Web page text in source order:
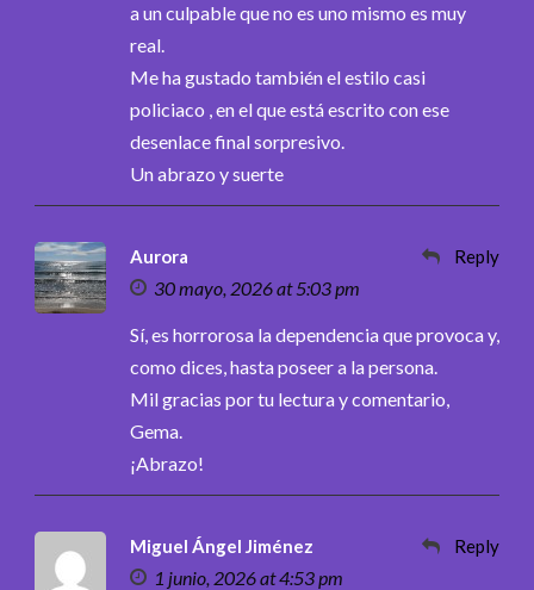
a un culpable que no es uno mismo es muy
real.
Me ha gustado también el estilo casi
policiaco , en el que está escrito con ese
desenlace final sorpresivo.
Un abrazo y suerte
Aurora
30 mayo, 2026 at 5:03 pm
Reply
Sí, es horrorosa la dependencia que provoca y,
como dices, hasta poseer a la persona.
Mil gracias por tu lectura y comentario,
Gema.
¡Abrazo!
Miguel Ángel Jiménez
1 junio, 2026 at 4:53 pm
Reply